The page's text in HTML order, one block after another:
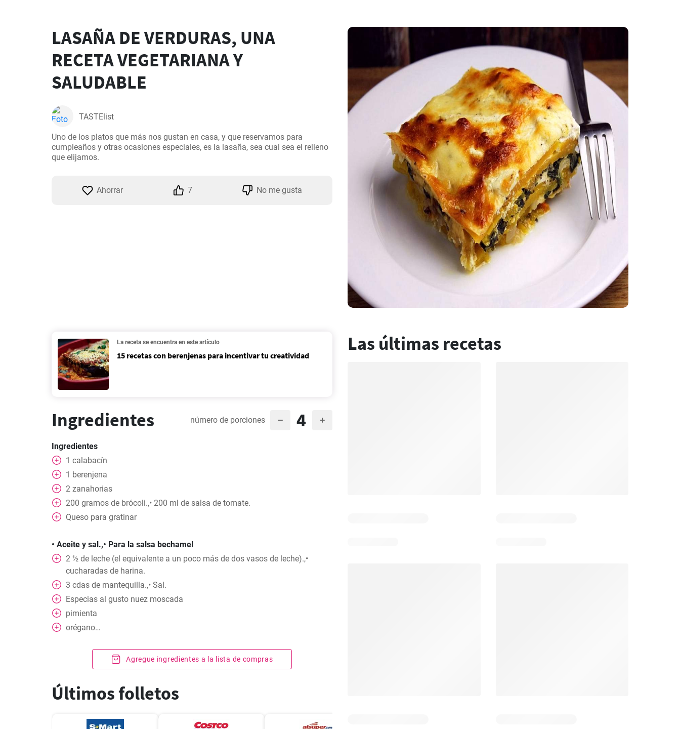
LASAÑA DE VERDURAS, UNA
RECETA VEGETARIANA Y
SALUDABLE
TASTElist
Uno de los platos que más nos gustan en casa, y que reservamos para
cumpleaños y otras ocasiones especiales, es la lasaña, sea cual sea el relleno
que elijamos.
Ahorrar 7 No me gusta
La receta se encuentra en este artículo
15 recetas con berenjenas para incentivar tu creatividad
Ingredientes número de porciones 4
Ingredientes
1 calabacín
1 berenjena
2 zanahorias
200 gramos de brócoli.,• 200 ml de salsa de tomate.
Queso para gratinar
• Aceite y sal.,• Para la salsa bechamel
2 ½ de leche (el equivalente a un poco más de dos vasos de leche).,•
cucharadas de harina.
3 cdas de mantequilla.,• Sal.
Especias al gusto nuez moscada
pimienta
orégano…
Agregue ingredientes a la lista de compras
Últimos folletos
Las últimas recetas